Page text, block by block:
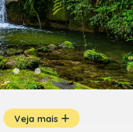
Veja mais